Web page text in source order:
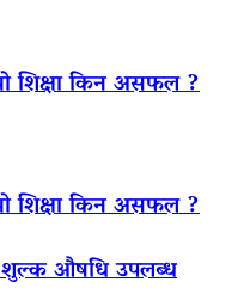
शिक्षा किन असफल ?
शिक्षा किन असफल ?
औषधि उपलब्ध